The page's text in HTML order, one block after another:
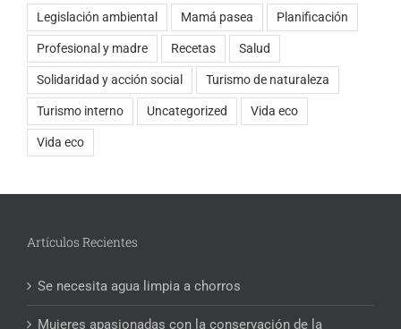
Legislación ambiental Mamá pasea Planificación
Profesional y madre Recetas Salud
Solidaridad y acción social Turismo de naturaleza
Turismo interno Uncategorized Vida eco
Vida eco
Artículos Recientes
Se necesita agua limpia a chorros
Mujeres apasionadas con la conservación de la